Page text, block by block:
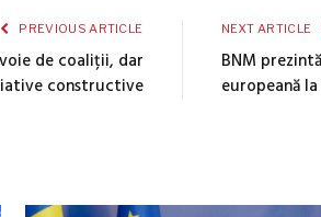
PREVIOUS ARTICLE
de coaliții, dar
constructive
NEXT ARTICLE
BNM
europeană